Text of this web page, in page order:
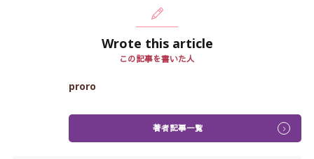
Wrote this article
この記事を書いた人
proro
著者記事一覧